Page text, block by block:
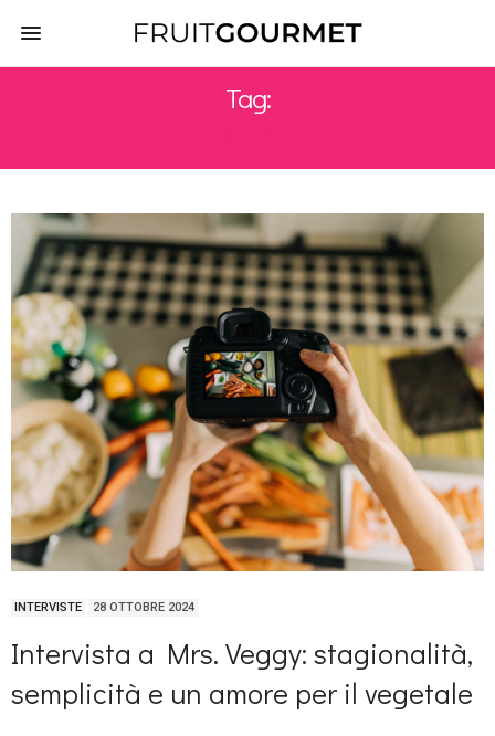
Tag:
INTERVISTE 28 OTTOBRE 2024
Intervista a Mrs. Veggy: stagionalità,
semplicità e un amore per il vegetale